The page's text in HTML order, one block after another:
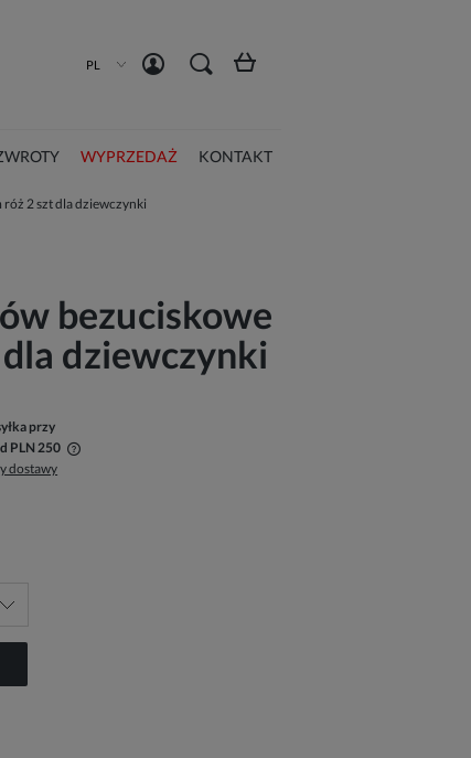
PL
WYPRZEDAŻ KONTAKT
róż 2 szt dla dziewczynki
bezuciskowe
dziewczynki
przy
PLN 250
dostawy